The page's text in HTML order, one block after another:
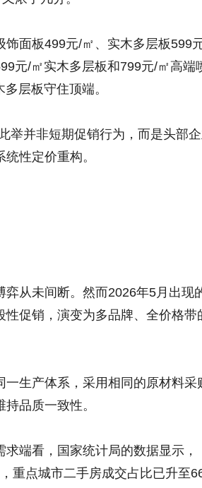
面板499元/㎡、实木多层板599
元/㎡实木多层板和799元/㎡高端
层板守住顶端。
举并非短期促销行为，而是头部
性定价重构。
从未间断。然而2026年5月出现
促销，演变为多品牌、全价格带
生产体系，采用相同的原材料采
品质一致性。
端看，国家统计局的数据显示，
重点城市二手房成交占比已升至